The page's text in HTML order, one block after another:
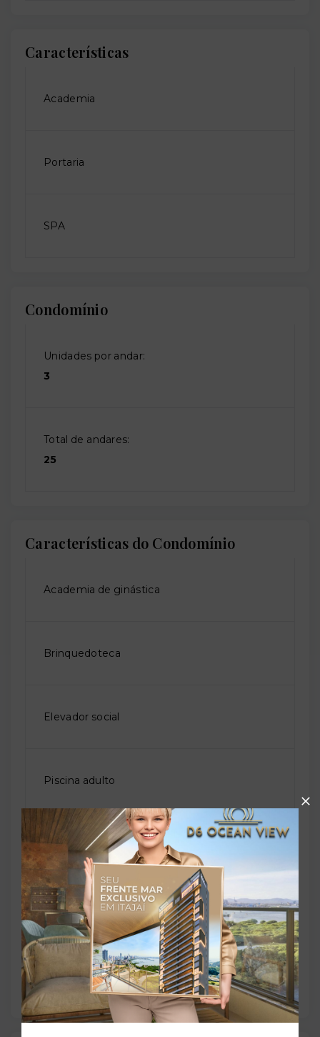
Características
Academia
Portaria
SPA
Condomínio
Unidades por andar:
3
Total de andares:
25
Características do Condomínio
Academia de ginástica
Brinquedoteca
Elevador social
Piscina adulto
Playground
Salão de festas
Solarium